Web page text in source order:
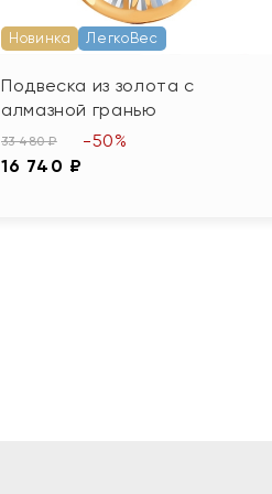
Новинка ЛегкоВес
Подвеска из золота с
алмазной гранью
33 480 ₽
16 740 ₽
-50%